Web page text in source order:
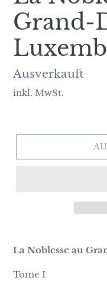
Grand-
Normaler
Preis
Ausverkauft
inkl. MwSt.
La Noblesse au
Tome I